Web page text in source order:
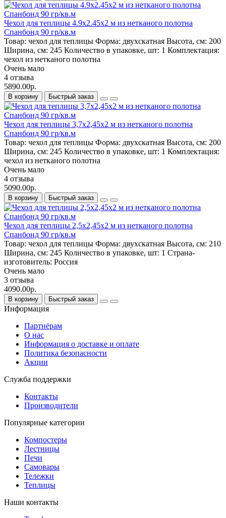
Чехол для теплицы 4.9х2.45х2 м из нетканого полотна
Спанбонд 90 гр/кв.м
Товар: чехол для теплицы Форма: двухскатная Высота, см: 200
Ширина, см: 245 Количество в упаковке, шт: 1 Комплектация:
чехол из нетканого полотна
Очень мало
4 отзыва
5890.00р.
В корзину Быстрый заказ
Чехол для теплицы 3,7х2,45х2 м из нетканого полотна
Спанбонд 90 гр/кв.м
Товар: чехол для теплицы Форма: двухскатная Высота, см: 200
Ширина, см: 245 Количество в упаковке, шт: 1 Комплектация:
чехол из нетканого полотна
Очень мало
4 отзыва
5090.00р.
В корзину Быстрый заказ
Чехол для теплицы 2,5х2,45х2 м из нетканого полотна
Спанбонд 90 гр/кв.м
Товар: чехол для теплицы Форма: двухскатная Высота, см: 210
Ширина, см: 245 Количество в упаковке, шт: 1 Страна-
изготовитель: Россия
Очень мало
3 отзыва
4090.00р.
В корзину Быстрый заказ
Информация
Партнёрам
О нас
Информация о доставке и оплате
Политика безопасности
Акции
Служба поддержки
Контакты
Производители
Популярные категории
Компостеры
Лестницы
Печи
Самовары
Тележки
Теплицы
Наши контакты